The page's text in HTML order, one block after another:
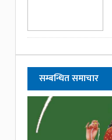
सम्बन्धित समाचार